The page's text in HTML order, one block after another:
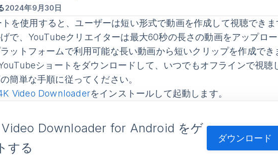
2024年9月30日
を使用すると、ユーザーは短い形式で動画を作成して視聴できま
で、YouTubeクリエイターは最大60秒の長さの動画をアップロ
ットフォームで利用可能な長い動画から短いクリップを作成でき
ショートをダウンロードして、いつでもオフラインで視聴
簡単な手順に従ってください。
Video Downloaderをインストールして起動します。
Video Downloader for Android をゲ
する
ダウンロード